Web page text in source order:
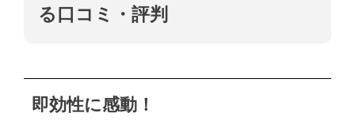
る口コミ・評判
即効性に感動！